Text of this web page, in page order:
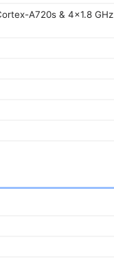
A720s & 4x1.8 GHz